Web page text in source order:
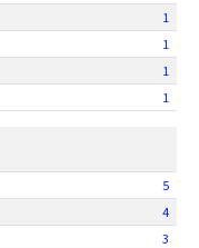
1
1
1
1
5
4
3